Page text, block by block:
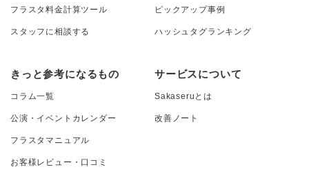
フラスタ料金計算ツール
スタッフに相談する
ピックアップ事例
ハッシュタグランキング
きっと参考になるもの
コラム一覧
公演・イベントカレンダー
フラスタマニュアル
お客様レビュー・口コミ
サービスについて
Sakaseruとは
改善ノート